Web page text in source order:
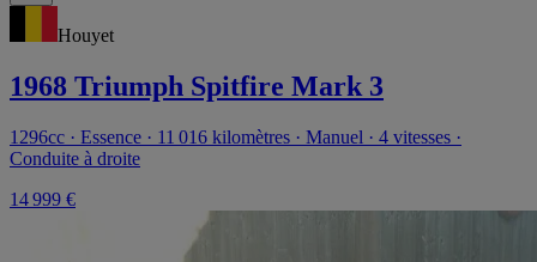
Houyet
1968 Triumph Spitfire Mark 3
1296cc · Essence · 11 016 kilomètres · Manuel · 4 vitesses ·
Conduite à droite
14 999 €